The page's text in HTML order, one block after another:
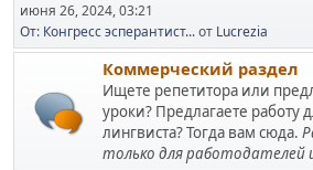
июня 26, 2024, 03:21
От: Конгресс эсперантист...от Lucrezia
Коммерческий раздел
Ищете репетитора или
уроки? Предлагаете работу
лингвиста? Тогда вам сюда.
только для работодателей